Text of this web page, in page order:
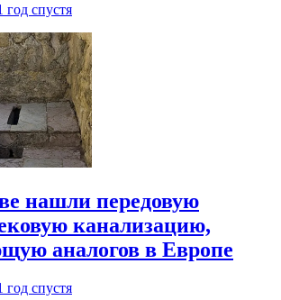
год спустя
нашли передовую
канализацию,
аналогов в Европе
год спустя